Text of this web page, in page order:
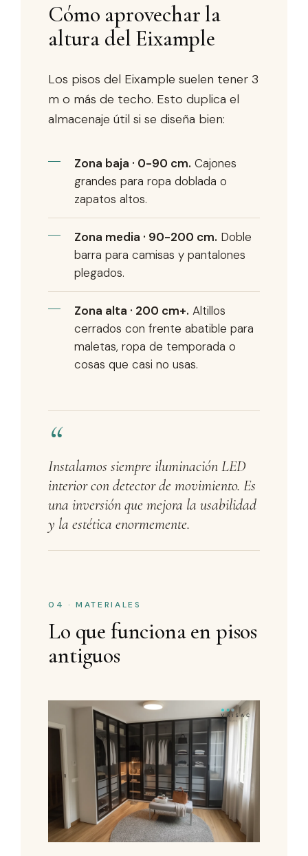
Cómo aprovechar la
altura del Eixample
Los pisos del Eixample suelen tener 3
m o más de techo. Esto duplica el
almacenaje útil si se diseña bien:
Zona baja · 0-90 cm. Cajones
grandes para ropa doblada o
zapatos altos.
Zona media · 90-200 cm. Doble
barra para camisas y pantalones
plegados.
Zona alta · 200 cm+. Altillos
cerrados con frente abatible para
maletas, ropa de temporada o
cosas que casi no usas.
Instalamos siempre iluminación LED
interior con detector de movimiento. Es
una inversión que mejora la usabilidad
y la estética enormemente.
04 · MATERIALES
Lo que funciona en pisos
antiguos